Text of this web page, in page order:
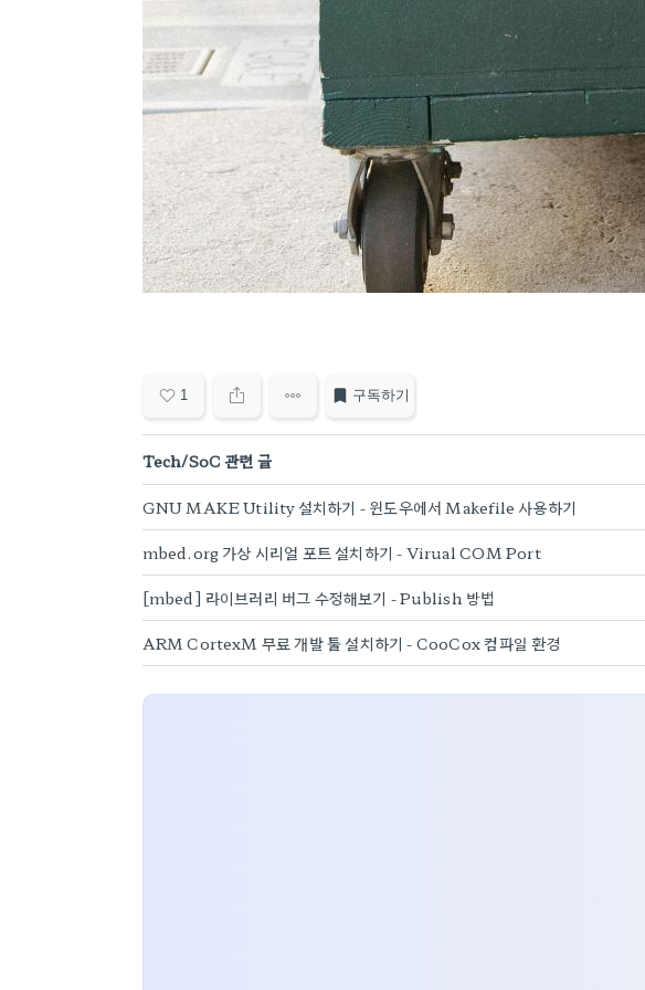
1 구독하기
Tech/SoC 관련 글
GNU MAKE Utility 설치하기 - 윈도우에서 Makefile 사용하기
mbed.org 가상 시리얼 포트 설치하기 - Virual COM Port
[mbed] 라이브러리 버그 수정해보기 - Publish 방법
ARM CortexM 무료 개발 툴 설치하기 - CooCox 컴파일 환경